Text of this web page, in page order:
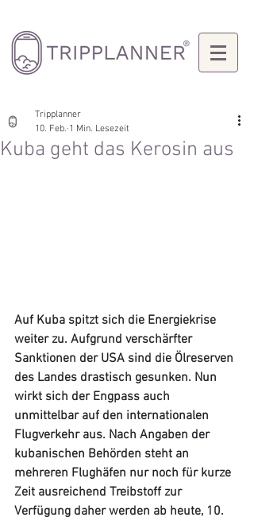
Kuba geht das Kerosin aus
Tripplanner
10. Feb. 1 Min. Lesezeit
Auf Kuba spitzt sich die Energiekrise
weiter zu. Aufgrund verschärfter
Sanktionen der USA sind die Ölreserven
des Landes drastisch gesunken. Nun
wirkt sich der Engpass auch
unmittelbar auf den internationalen
Flugverkehr aus. Nach Angaben der
kubanischen Behörden steht an
mehreren Flughäfen nur noch für kurze
Zeit ausreichend Treibstoff zur
Verfügung daher werden ab heute, 10.